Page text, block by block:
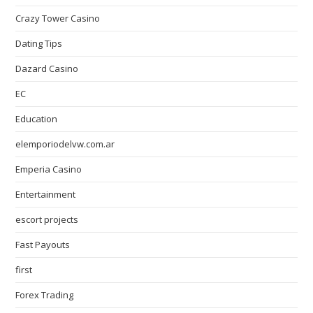
Crazy Tower Сasino
Dating Tips
Dazard Casino
EC
Education
elemporiodelvw.com.ar
Emperia Casino
Entertainment
escort projects
Fast Payouts
first
Forex Trading